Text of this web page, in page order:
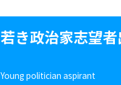
若き政治家志望
Young politician aspirant